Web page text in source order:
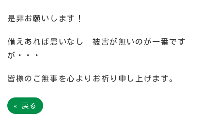
是非お願いします！
備えあれば患いなし 被害が無いのが一番です
が・・・
皆様のご無事を心よりお祈り申し上げます。
« 戻る